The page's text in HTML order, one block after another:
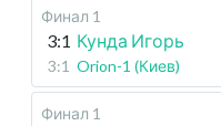
Финал 1
3:1 Кунда Игорь
3:1 Orion-1 (Киев)
Финал 1